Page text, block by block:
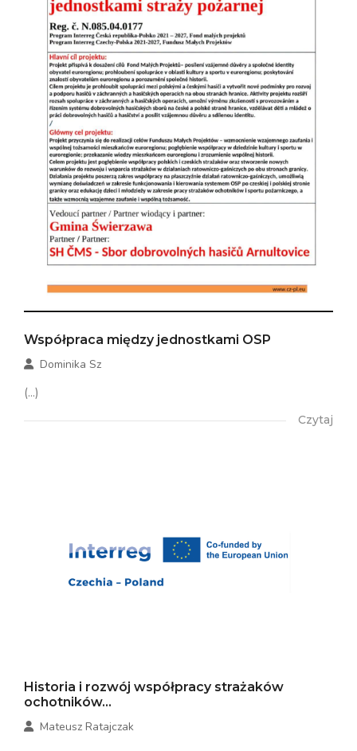
Współpraca między jednostkami OSP
Dominika Sz
(...)
Czytaj
Historia i rozwój współpracy strażaków
ochotników...
Mateusz Ratajczak